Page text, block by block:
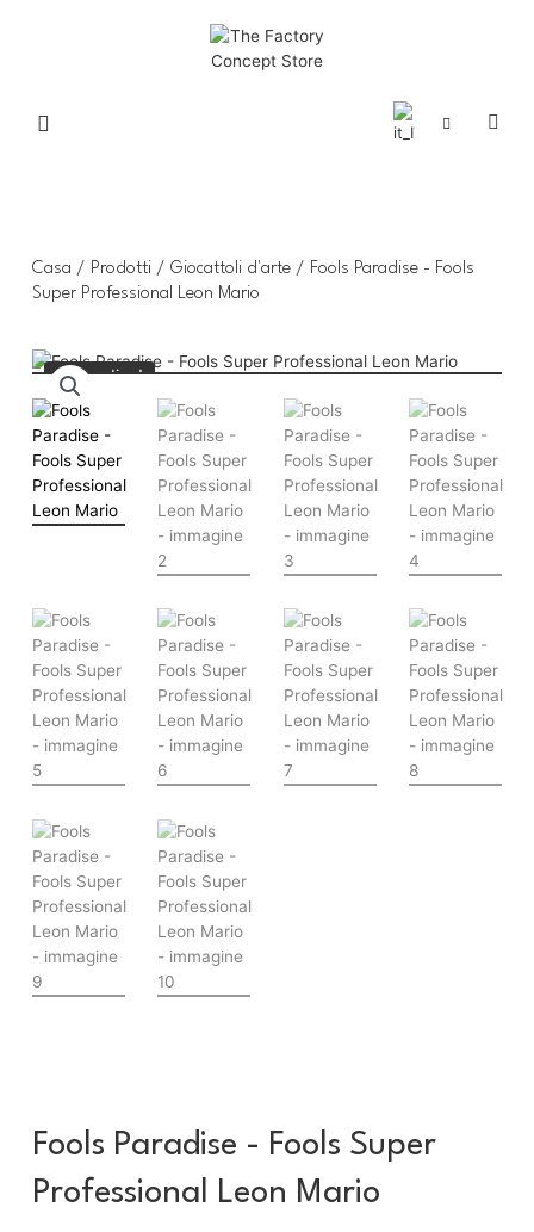
Casa / Prodotti / Giocattoli d'arte/ Fools Paradise - Fools
Super Professional Leon Mario
Pre-ordine!
Fools Paradise - Fools Super
Professional Leon Mario